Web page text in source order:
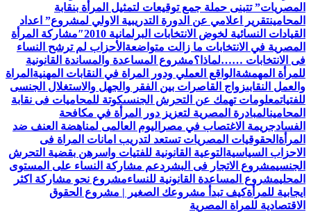
المصريات” تتبنى حملة جمع توقيعات لتمثيل المرأة بنقابة
المحامينتقرير اعلامي عن الدورة التدريبية الاولي لمشروع” اعداد
القيادات النسائية لخوض الانتخابات البرلمانية 2010″
مشاركة المرأة
المصرية في الانتخابات ما زالت متواضعة الأحزاب لم ترشح النساء
فى الانتخابات ……لماذا؟مشروع المساعدة والمساندة القانونية
للمرأة المهمشة الواقع العملي ودور المراة في النقابات المهنية المراة
والعمل النقابىزواج القاصرات بين الفقر والجهل والاستغلال الجنسى
للفتياتمعلومات تهمك عن التحرش الجنسىكوتة للمحاميات فى نقابة
المحامينالمبادرة المصرية لتعزيز دور المرأة في مكافحة
الفسادجريمة الاغتصاب في مصر اليوم العالمى لمناهضة العنف ضد
المرأة الحقوقيات المصريات تستعد لتدريب امانات المراة فى
الاحزاب السياسية التوعية القانونية للفتيات واسرهن بقضية التحرش
الجنسيمشروع الاتجار فى البشر دعم مشاركة النساء على المستوى
المحليمشروع المساعدة القانونية للنساءمشروع نحو مشاركة اكثر
ايجابية للمرأةكيف تبدأ مشروعك الصغير | مشروع الحقوق
الاقتصادية للمراة المصرية